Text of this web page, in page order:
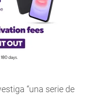
“una serie de